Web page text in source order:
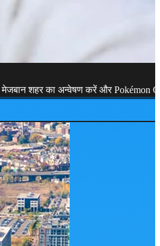
शहर का अन्वेषण करें और Pokémon